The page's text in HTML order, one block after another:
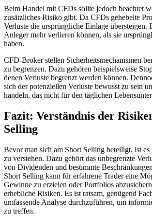
Beim Handel mit CFDs sollte jedoch beachtet
zusätzliches Risiko gibt. Da CFDs gehebelte
Verluste die ursprüngliche Einlage übersteigen.
Anleger mehr verlieren können, als sie
haben.
CFD-Broker stellen Sicherheitsmechanismen
zu begrenzen. Dazu gehören beispielsweise
denen Verluste begrenzt werden können.
sich der potenziellen Verluste bewusst zu sein
handeln, das nicht für den täglichen
Fazit: Verständnis der
Selling
Bevor man sich am Short Selling beteiligt, ist
zu verstehen. Dazu gehört das unbegrenzte
von Dividenden und bestimmte
Short Selling kann für erfahrene Trader eine
Gewinne zu erzielen oder Portfolios
erhebliche Risiken. Es ist ratsam, genügend
umfassende Analyse durchzuführen, um
zu treffen.